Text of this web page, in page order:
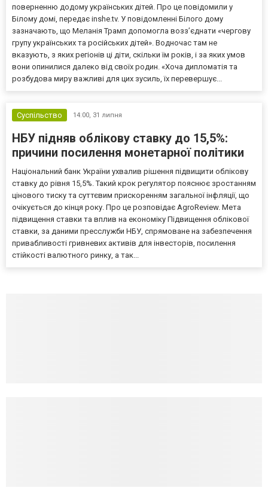
поверненню додому українських дітей. Про це повідомили у
Білому домі, передає inshe.tv. У повідомленні Білого дому
зазначають, що Меланія Трамп допомогла возз’єднати «чергову
групу українських та російських дітей». Водночас там не
вказують, з яких регіонів ці діти, скільки їм років, і за яких умов
вони опинилися далеко від своїх родин. «Хоча дипломатія та
розбудова миру важливі для цих зусиль, їх перевершує...
Суспільство 14:00, 31 липня
НБУ підняв облікову ставку до 15,5%:
причини посилення монетарної політики
Національний банк України ухвалив рішення підвищити облікову
ставку до рівня 15,5%. Такий крок регулятор пояснює зростанням
цінового тиску та суттєвим прискоренням загальної інфляції, що
очікується до кінця року. Про це розповідає AgroReview. Мета
підвищення ставки та вплив на економіку Підвищення облікової
ставки, за даними пресслужби НБУ, спрямоване на забезпечення
привабливості гривневих активів для інвесторів, посилення
стійкості валютного ринку, а так...